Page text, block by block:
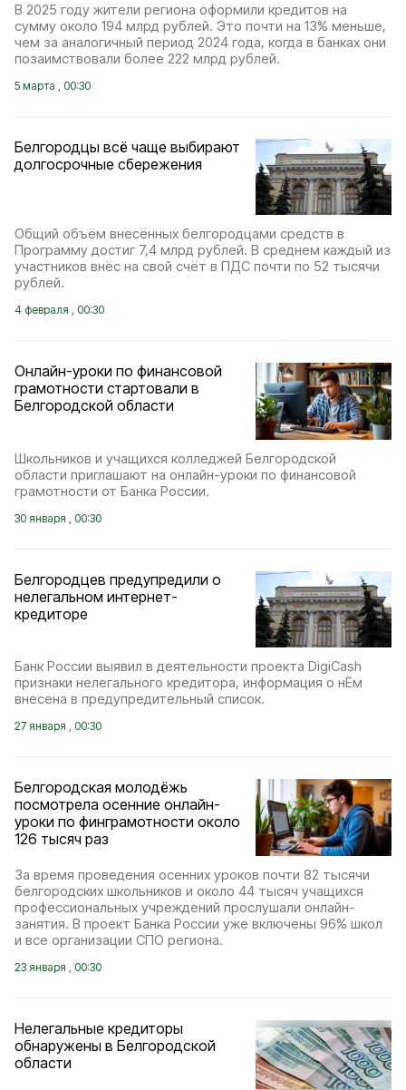
В 2025 году жители региона оформили кредитов на
сумму около 194 млрд рублей. Это почти на 13% меньше,
чем за аналогичный период 2024 года, когда в банках они
позаимствовали более 222 млрд рублей.
5 марта , 00:30
Белгородцы всё чаще выбирают
долгосрочные сбережения
Общий объём внесённых белгородцами средств в
Программу достиг 7,4 млрд рублей. В среднем каждый из
участников внёс на свой счёт в ПДС почти по 52 тысячи
рублей.
4 февраля , 00:30
Онлайн-уроки по финансовой
грамотности стартовали в
Белгородской области
Школьников и учащихся колледжей Белгородской
области приглашают на онлайн-уроки по финансовой
грамотности от Банка России.
30 января , 00:30
Белгородцев предупредили о
нелегальном интернет-
кредиторе
Банк России выявил в деятельности проекта DigiCash
признаки нелегального кредитора, информация о нЁм
внесена в предупредительный список.
27 января , 00:30
Белгородская молодёжь
посмотрела осенние онлайн-
уроки по финграмотности около
126 тысяч раз
За время проведения осенних уроков почти 82 тысячи
белгородских школьников и около 44 тысяч учащихся
профессиональных учреждений прослушали онлайн-
занятия. В проект Банка России уже включены 96% школ
и все организации СПО региона.
23 января , 00:30
Нелегальные кредиторы
обнаружены в Белгородской
области